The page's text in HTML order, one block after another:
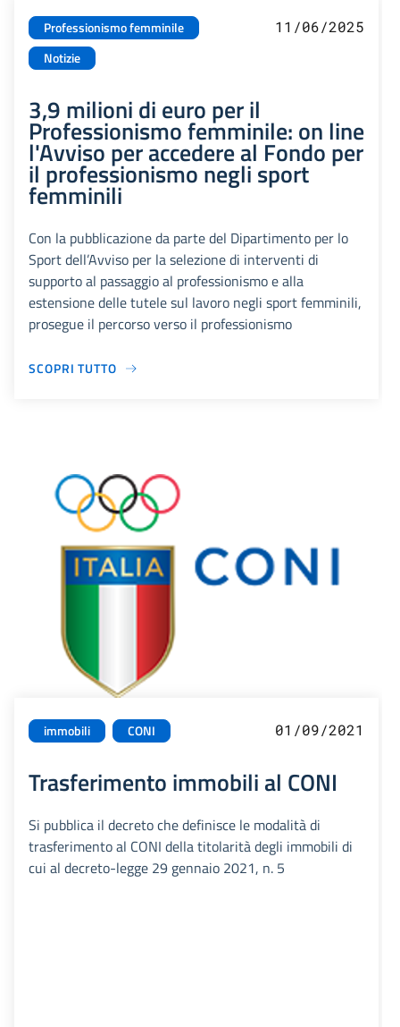
Professionismo femminile
Notizie
11/06/2025
3,9 milioni di euro per il
Professionismo femminile: on line
l'Avviso per accedere al Fondo per
il professionismo negli sport
femminili
Con la pubblicazione da parte del Dipartimento per lo
Sport dell’Avviso per la selezione di interventi di
supporto al passaggio al professionismo e alla
estensione delle tutele sul lavoro negli sport femminili,
prosegue il percorso verso il professionismo
SCOPRI TUTTO
immobili CONI 01/09/2021
Trasferimento immobili al CONI
Si pubblica il decreto che definisce le modalità di
trasferimento al CONI della titolarità degli immobili di
cui al decreto-legge 29 gennaio 2021, n. 5